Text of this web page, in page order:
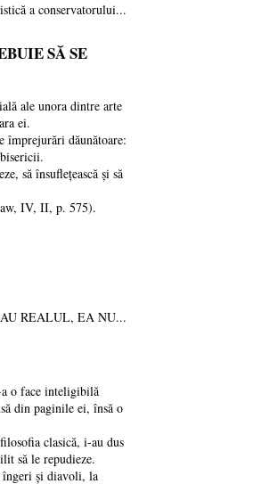
a conservatorului...
SĂ SE
ale unora dintre arte
ei.
dăunătoare:
să însuflețească și să
IV, II, p. 575).
REALUL, EA NU...
o face inteligibilă
din paginile ei, însă o
clasică, i-au dus
să le repudieze.
și diavoli, la